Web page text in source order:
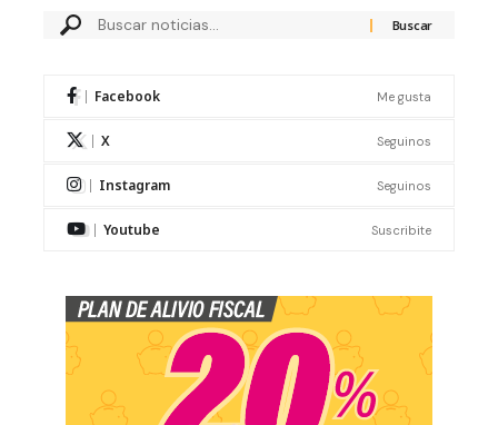
Facebook Me gusta
X Seguinos
Instagram Seguinos
Youtube Suscribite